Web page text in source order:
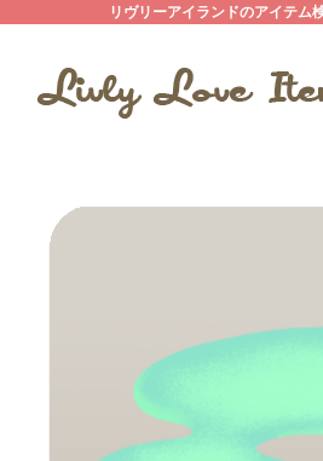
リヴリーアイランドのアイテム